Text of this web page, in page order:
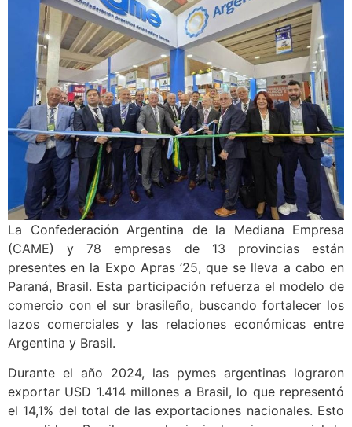
La Confederación Argentina de la Mediana Empresa
(CAME) y 78 empresas de 13 provincias están
presentes en la Expo Apras ’25, que se lleva a cabo en
Paraná, Brasil. Esta participación refuerza el modelo de
comercio con el sur brasileño, buscando fortalecer los
lazos comerciales y las relaciones económicas entre
Argentina y Brasil.
Durante el año 2024, las pymes argentinas lograron
exportar USD 1.414 millones a Brasil, lo que representó
el 14,1% del total de las exportaciones nacionales. Esto